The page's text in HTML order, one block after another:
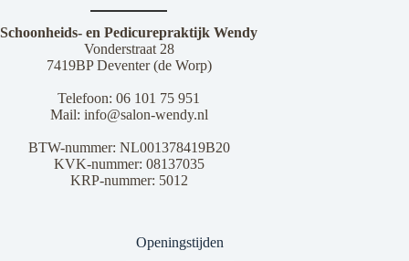
de
productpagina
Schoonheids- en Pedicurepraktijk Wendy
Vonderstraat 28
7419BP Deventer (de Worp)
Telefoon: 06 101 75 951
Mail: info@salon-wendy.nl
BTW-nummer: NL001378419B20
KVK-nummer: 08137035
KRP-nummer: 5012
Openingstijden